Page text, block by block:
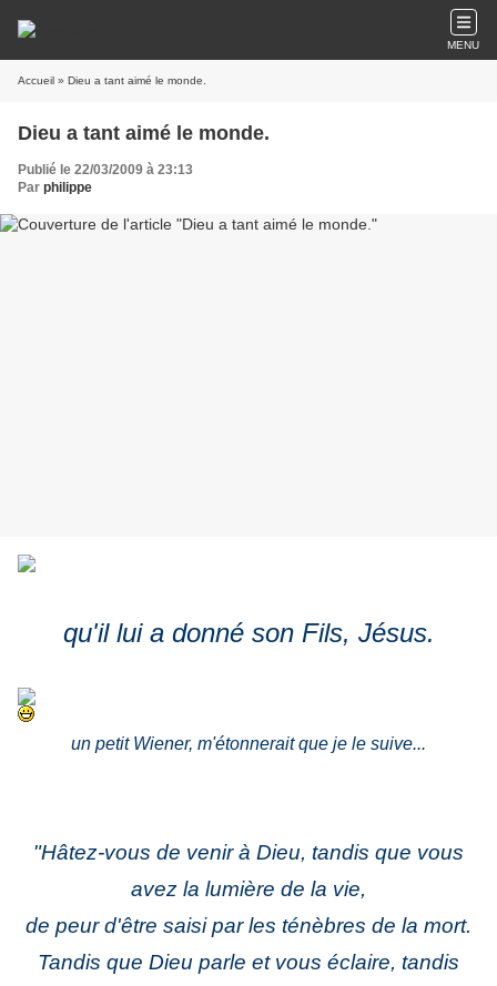
MENU
Accueil » Dieu a tant aimé le monde.
Dieu a tant aimé le monde.
Publié le 22/03/2009 à 23:13
Par philippe
qu'il lui a donné son Fils, Jésus.
un petit Wiener, m'étonnerait que je le suive...
"Hâtez-vous de venir à Dieu, tandis que vous
avez la lumière de la vie,
de peur d'être saisi par les ténèbres de la mort.
Tandis que Dieu parle et vous éclaire, tandis